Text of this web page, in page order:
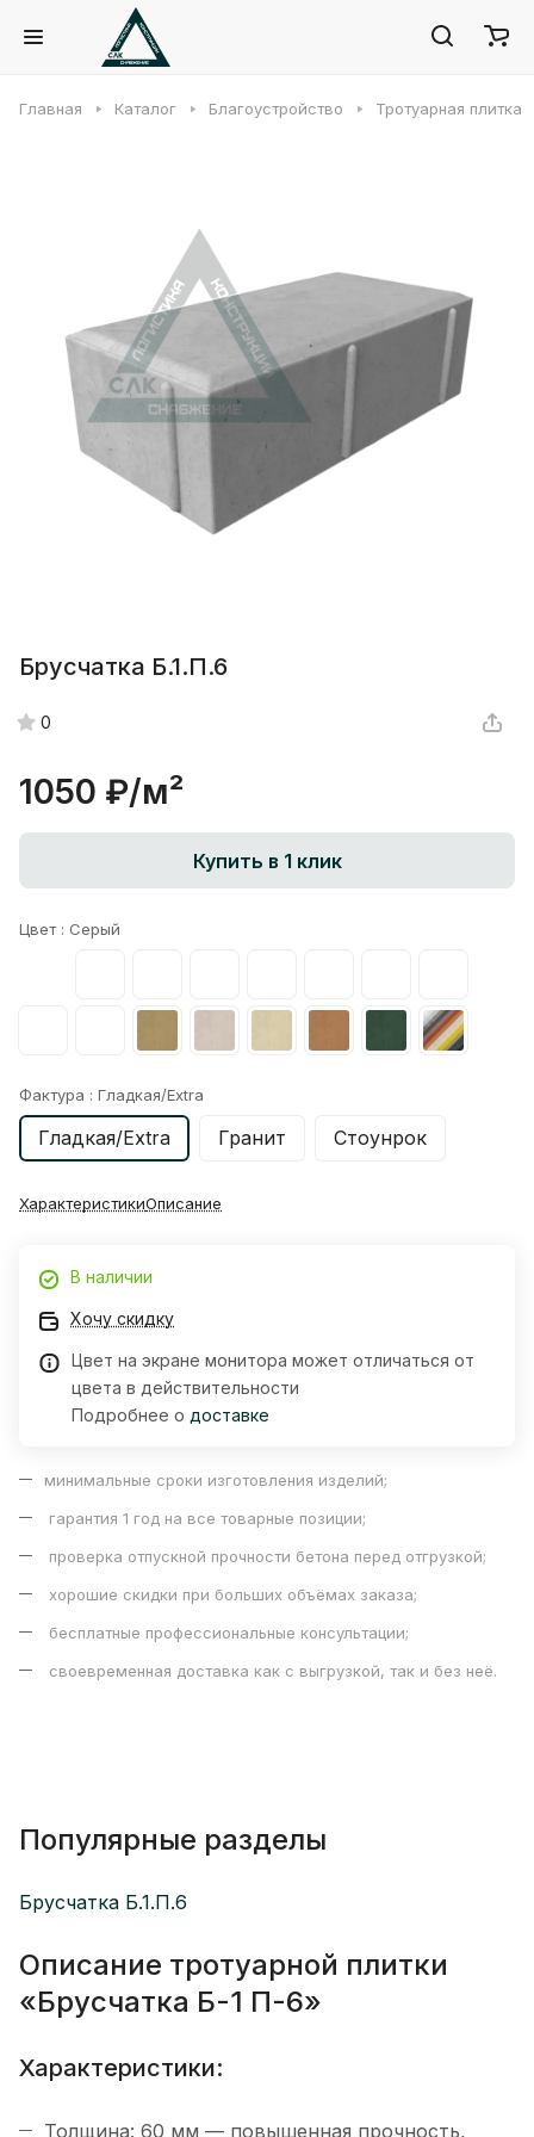
Главная Каталог Благоустройство Тротуарная плитка
Брусчатка Б.1.П.6
0
1050 ₽/м²
Купить в 1 клик
Цвет : Серый
Фактура : Гладкая/Extra
Гладкая/Extra Гранит Стоунрок
ХарактеристикиОписание
В наличии
Хочу скидку
Цвет на экране монитора может отличаться от
цвета в действительности
Подробнее о доставке
минимальные сроки изготовления изделий;
гарантия 1 год на все товарные позиции;
проверка отпускной прочности бетона перед отгрузкой;
хорошие скидки при больших объёмах заказа;
бесплатные профессиональные консультации;
своевременная доставка как с выгрузкой, так и без неё.
Популярные разделы
Брусчатка Б.1.П.6
Описание тротуарной плитки
«Брусчатка Б-1 П-6»
Характеристики:
Толщина: 60 мм — повышенная прочность,